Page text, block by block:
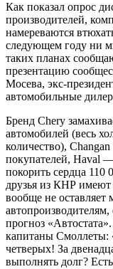
Как показал опрос
производителей,
намереваются
следующем году ни
таких планах
презентацию
Мосева, экс-
автомобильные
Бренд Chery
автомобилей (весь
количество),
покупателей, Haval
покорить сердца 110
друзья из КНР имеют
вообще не оставляет
прогноз
капитаны Смоллеты:
четверых! За
выполнять долг?